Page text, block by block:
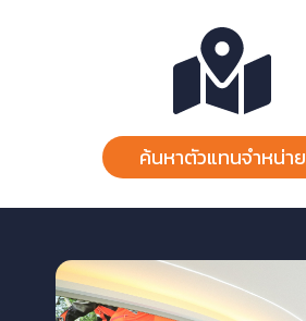
ค้นหาตัวแทนจำหน่าย